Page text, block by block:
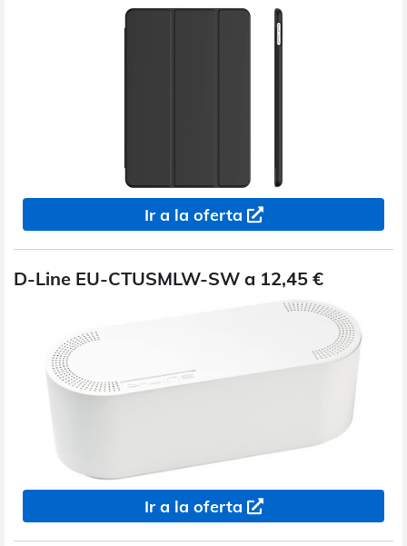
Ir a la oferta
D-Line EU-CTUSMLW-SW a 12,45 €
Ir a la oferta